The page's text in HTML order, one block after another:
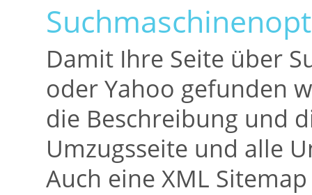
Damit Ihre Seite über
oder Yahoo gefunden
die Beschreibung und
Umzugsseite und alle
Auch eine XML